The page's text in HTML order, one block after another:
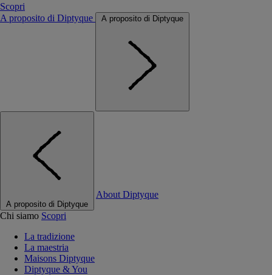
Scopri
A proposito di Diptyque
A proposito di Diptyque
A proposito di Diptyque
About Diptyque
Chi siamo Scopri
La tradizione
La maestria
Maisons Diptyque
Diptyque & You